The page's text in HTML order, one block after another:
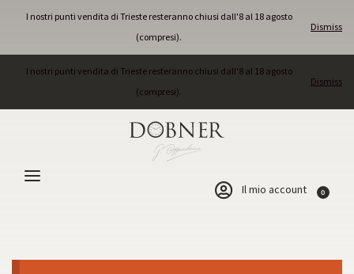
I nostri punti vendita di Trieste resteranno chiusi dall'8 al 18 agosto
(compresi).
Dismiss
I nostri punti vendita di Trieste resteranno chiusi dall'8 al 18 agosto
(compresi).
Dismiss
Il mio account 0